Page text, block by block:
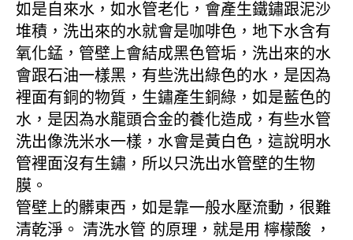
如是自來水，如水管老化，會產生鐵鏽跟泥沙
堆積，洗出來的水就會是咖啡色，地下水含有
氧化錳，管壁上會結成黑色管垢，洗出來的水
會跟石油一樣黑，有些洗出綠色的水，是因為
裡面有銅的物質，生鏽產生銅綠，如是藍色的
水，是因為水龍頭合金的養化造成，有些水管
洗出像洗米水一樣，水會是黃白色，這說明水
管裡面沒有生鏽，所以只洗出水管壁的生物
膜。
管壁上的髒東西，如是靠一般水壓流動，很難
清乾淨。 清洗水管 的原理，就是用 檸檬酸 ，